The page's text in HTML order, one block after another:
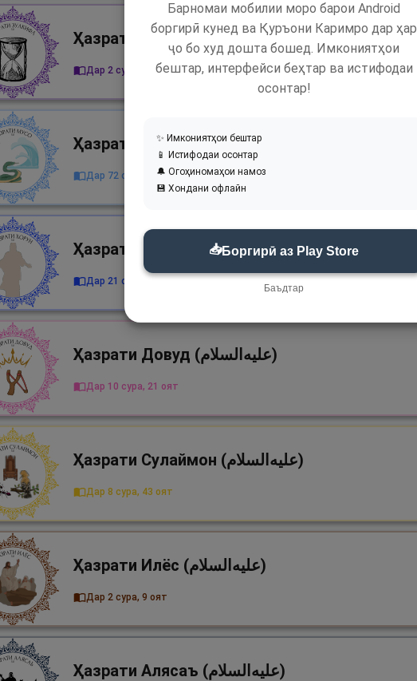
Ҳазрати Зулкифл (علیه‌السلام)
Дар 2 сура, 2 оят
Дар 72 сура, 306 оят
Ҳазрати Ҳорун (علیه‌السلام)
Дар 21 сура, 25 оят
Ҳазрати Довуд (علیه‌السلام)
Дар 10 сура, 21 оят
Ҳазрати Сулаймон (علیه‌السلام)
Дар 8 сура, 43 оят
Ҳазрати Илёс (علیه‌السلام)
Дар 2 сура, 9 оят
Ҳазрати Алясаъ (علیه‌السلام)
Барномаи мобилии моро барои Android
боргирӣ кунед ва Қуръони Каримро дар ҳар
ҷо бо худ дошта бошед. Имкониятҳои
бештар, интерфейси беҳтар ва истифодаи
осонтар!
✨ Имкониятҳои бештар
📱 Истифодаи осонтар
🔔 Огоҳиномаҳои намоз
💾 Хондани офлайн
📥Боргирӣ аз Play Store
Баъдтар